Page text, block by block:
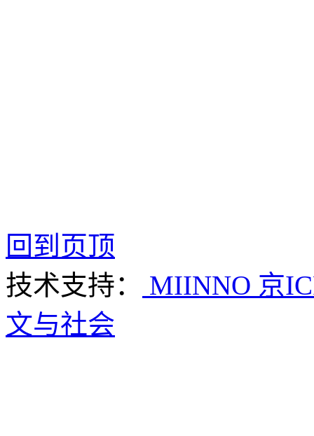
回到页顶
技术支持：
MIINNO 京
文与社会